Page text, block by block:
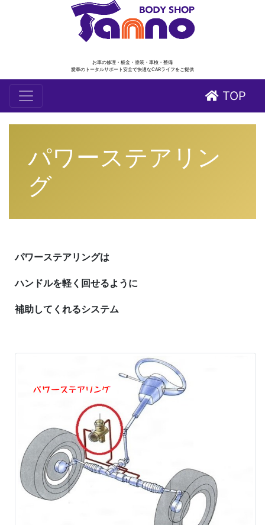
お車の修理・板金・塗装・車検・整備
愛車のトータルサポート安全で快適なCARライフをご提供
TOP
パワーステアリン
グ
パワーステアリングは
ハンドルを軽く回せるように
補助してくれるシステム